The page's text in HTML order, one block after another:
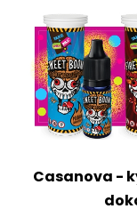
Casanova -